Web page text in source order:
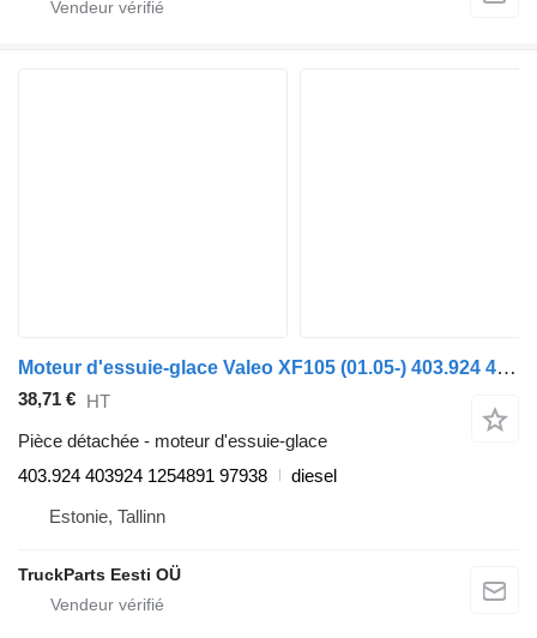
Moteur d'essuie-glace Valeo XF105 (01.05-) 403.924 403924 pour tracteur routier DAF XF95, XF105 (2001-2014)
38,71 € HT
Pièce détachée - moteur d'essuie-glace
403.924 403924 1254891 97938
diesel
Estonie, Tallinn
TruckParts Eesti OÜ